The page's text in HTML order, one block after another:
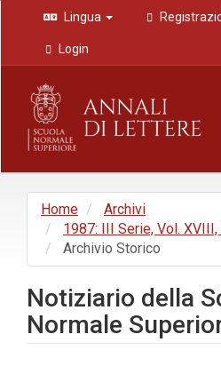
Navigazione
principale
Contenuto
principale
Barra
laterale
Lingua
Login
Home
Archivi
1987: III Serie, Vol. XVIII,
Archivio Storico
Notiziario della
Normale